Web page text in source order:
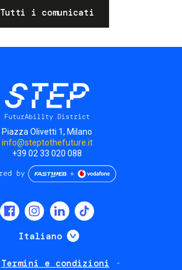
Tutti i comunicati
Piazza Olivetti 1, Milano
info@steptothefuture.it
+39 02 33 020 088
Italiano Mostra ulteriori
Termini e condizioni